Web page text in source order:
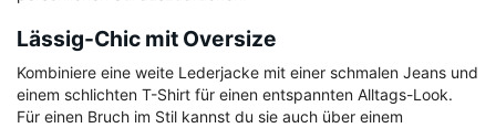
Lässig-Chic mit Oversize
Kombiniere eine weite Lederjacke mit einer schmalen Jeans und
einem schlichten T-Shirt für einen entspannten Alltags-Look.
Für einen Bruch im Stil kannst du sie auch über einem